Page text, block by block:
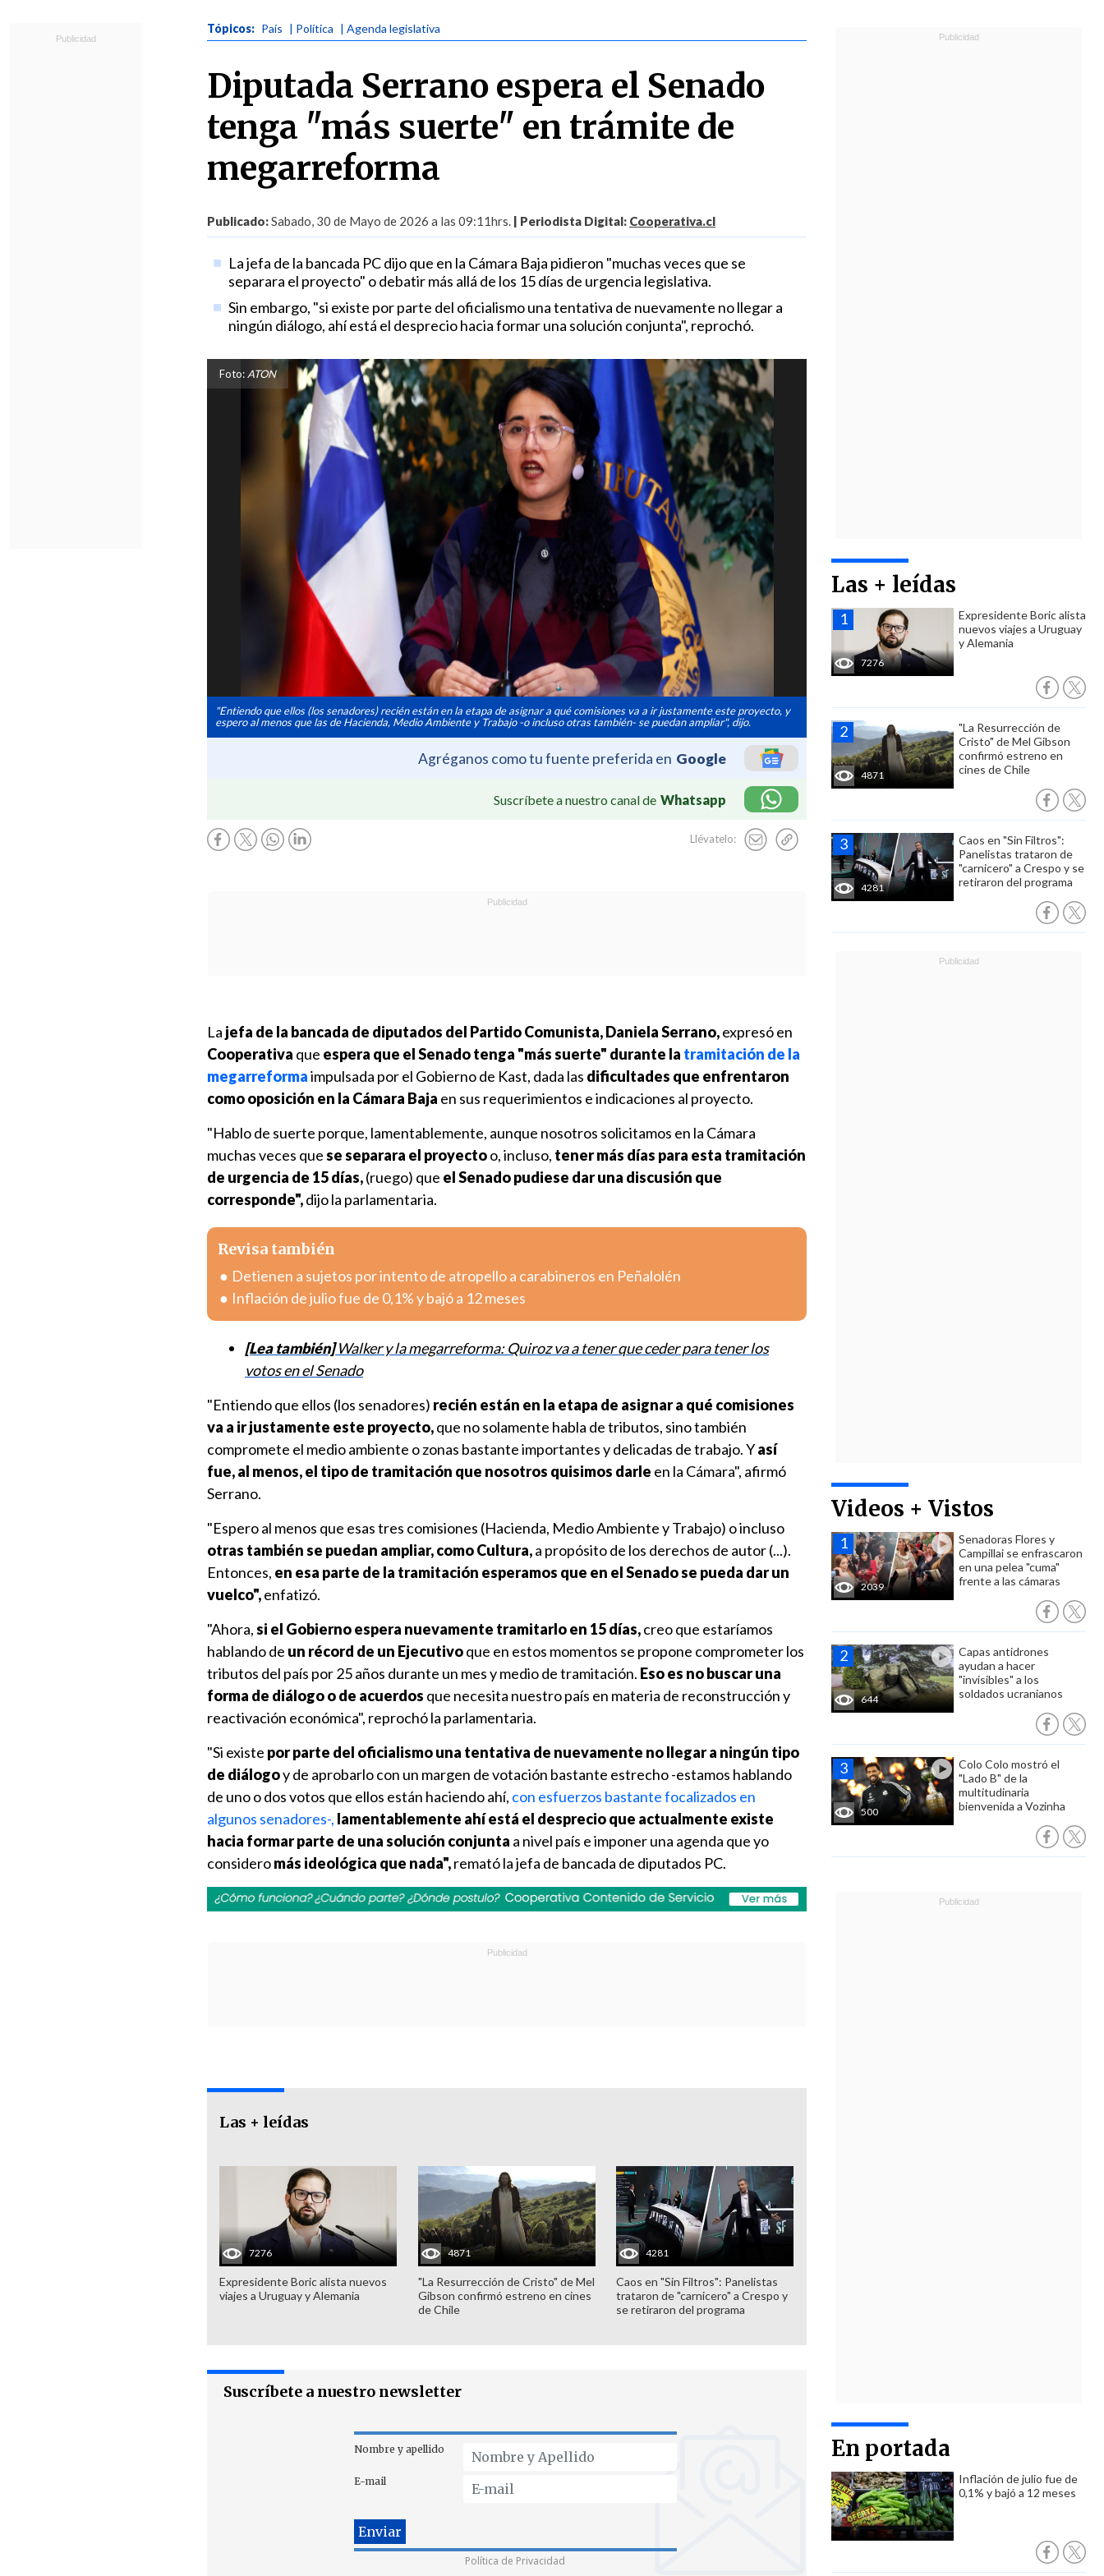
Tópicos: País | Política | Agenda legislativa
Diputada Serrano espera el Senado
tenga "más suerte" en trámite de
megarreforma
Publicado:Sabado, 30 de Mayo de 2026 a las 09:11hrs. | Periodista Digital: Cooperativa.cl
La jefa de la bancada PC dijo que en la Cámara Baja pidieron "muchas veces que se
separara el proyecto" o debatir más allá de los 15 días de urgencia legislativa.
Sin embargo, "si existe por parte del oficialismo una tentativa de nuevamente no llegar a
ningún diálogo, ahí está el desprecio hacia formar una solución conjunta", reprochó.
Foto: ATON
"Entiendo que ellos (los senadores) recién están en la etapa de asignar a qué comisiones va a ir justamente este proyecto, y
espero al menos que las de Hacienda, Medio Ambiente y Trabajo -o incluso otras también- se puedan ampliar", dijo.
Agréganos como tu fuente preferida en Google
Suscríbete a nuestro canal de Whatsapp
Llévatelo:
Las + leídas
7276
Expresidente Boric alista
nuevos viajes a Uruguay
y Alemania
4871
"La Resurrección de
Cristo" de Mel Gibson
confirmó estreno en
cines de Chile
4281
Caos en "Sin Filtros":
Panelistas trataron de
"carnicero" a Crespo y se
retiraron del programa
Videos + Vistos
2039
Senadoras Flores y
Campillai se enfrascaron
en una pelea "cuma"
frente a las cámaras
644
Capas antidrones
ayudan a hacer
"invisibles" a los
soldados ucranianos
500
Colo Colo mostró el
"Lado B" de la
multitudinaria
bienvenida a Vozinha
En portada
Inflación de julio fue de
0,1% y bajó a 12 meses
La jefa de la bancada de diputados del Partido Comunista, Daniela Serrano,expresó en
Cooperativa que espera que el Senado tenga "más suerte" durante la tramitación de la
megarreformaimpulsada por el Gobierno de Kast, dada las dificultades que enfrentaron
como oposición en la Cámara Baja en sus requerimientos e indicaciones al proyecto.
"Hablo de suerte porque, lamentablemente, aunque nosotros solicitamos en la Cámara
muchas veces quese separara el proyectoo, incluso, tener más días para esta tramitación
de urgencia de 15 días,(ruego) que el Senado pudiese dar una discusión que
corresponde",dijo la parlamentaria.
Revisa también
Detienen a sujetos por intento de atropello a carabineros en Peñalolén
Inflación de julio fue de 0,1% y bajó a 12 meses
[Lea también]Walker y la megarreforma: Quiroz va a tener que ceder para tener los
votos en el Senado
"Entiendo que ellos (los senadores) recién están en la etapa de asignar a qué comisiones
va a ir justamente este proyecto,que no solamente habla de tributos, sino también
compromete el medio ambiente o zonas bastante importantes y delicadas de trabajo. Yasí
fue, al menos, el tipo de tramitación que nosotros quisimos darle en la Cámara", afirmó
Serrano.
"Espero al menos que esas tres comisiones (Hacienda, Medio Ambiente y Trabajo) o incluso
otras también se puedan ampliar,como Cultura,a propósito de los derechos de autor (...).
Entonces, en esa parte de la tramitación esperamos que en el Senado se pueda dar un
vuelco",enfatizó.
"Ahora,si el Gobierno espera nuevamente tramitarlo en 15 días,creo que estaríamos
hablando de un récord de un Ejecutivoque en estos momentos se propone comprometer los
tributos del país por 25 años durante un mes y medio de tramitación. Eso es no buscar una
forma de diálogo o de acuerdos que necesita nuestro país en materia de reconstrucción y
reactivación económica", reprochó la parlamentaria.
"Si existe por parte del oficialismo una tentativa de nuevamente no llegar a ningún tipo
de diálogoy de aprobarlo con un margen de votación bastante estrecho -estamos hablando
de uno o dos votos que ellos están haciendo ahí, con esfuerzos bastante focalizados en
algunos senadores-, lamentablemente ahí está el desprecio que actualmente existe
hacia formar parte de una solución conjunta a nivel país e imponer una agenda que yo
consideromás ideológica que nada",remató la jefa de bancada de diputados PC.
Las + leídas
7276
Expresidente Boric alista nuevos
viajes a Uruguay y Alemania
4871
"La Resurrección de Cristo" de Mel
Gibson confirmó estreno en cines
de Chile
4281
Caos en "Sin Filtros": Panelistas
trataron de "carnicero" a Crespo y
se retiraron del programa
Suscríbete a nuestro newsletter
Nombre y apellido
E-mail
Política de Privacidad